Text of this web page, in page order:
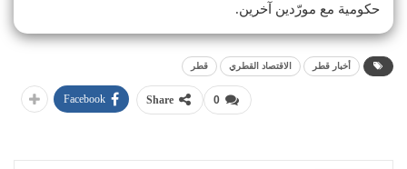
حكومية مع مورّدين آخرين.
أخبار قطر الاقتصاد القطري قطر
0
Share
Facebook